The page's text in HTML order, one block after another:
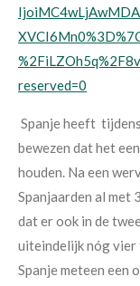
reserved=0
Spanje heeft
bewezen dat het
houden. Na een
Spanjaarden al met
dat er ook in de
uiteindelijk nóg
Spanje meteen een